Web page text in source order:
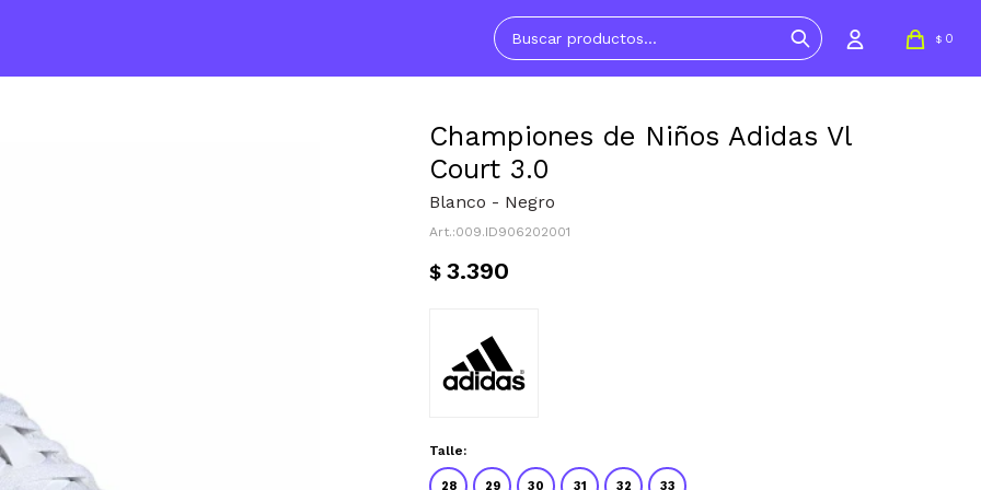
$ 0
Championes de Niños Adidas Vl
Court 3.0
Blanco - Negro
009.ID906202001
$ 3.390
Talle:
28 29 30 31 32 33